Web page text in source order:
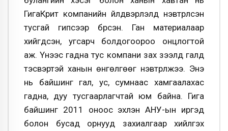
ГигаКрит компанийн үйлдвэрлэлд нэвтрүүлсэн
тусгай гипсээр бүрсэн. Ган материалаар
хийгдсэн, угсарч болдогоороо онцлогтой
аж. Үүнээс гадна тус компани зах зээлд галд
тэсвэртэй ханын өнгөлгөөг нэвтрүүлжээ. Энэ
нь байшинг гал, ус, сумнаас хамгаалахас
гадна, дуу тусгаарлагчтай юм байна. Гига
байшинг 2011 оноос эхлэн АНУ-ын иргэд
болон бусад орнууд захиалгаар хийлгэх